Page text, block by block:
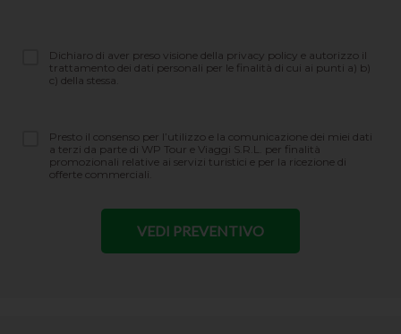
Dichiaro di aver preso visione della privacy policy e autorizzo il
trattamento dei dati personali per le finalità di cui ai punti a) b)
c) della stessa.
Presto il consenso per l’utilizzo e la comunicazione dei miei dati
a terzi da parte di WP Tour e Viaggi S.R.L. per finalità
promozionali relative ai servizi turistici e per la ricezione di
offerte commerciali.